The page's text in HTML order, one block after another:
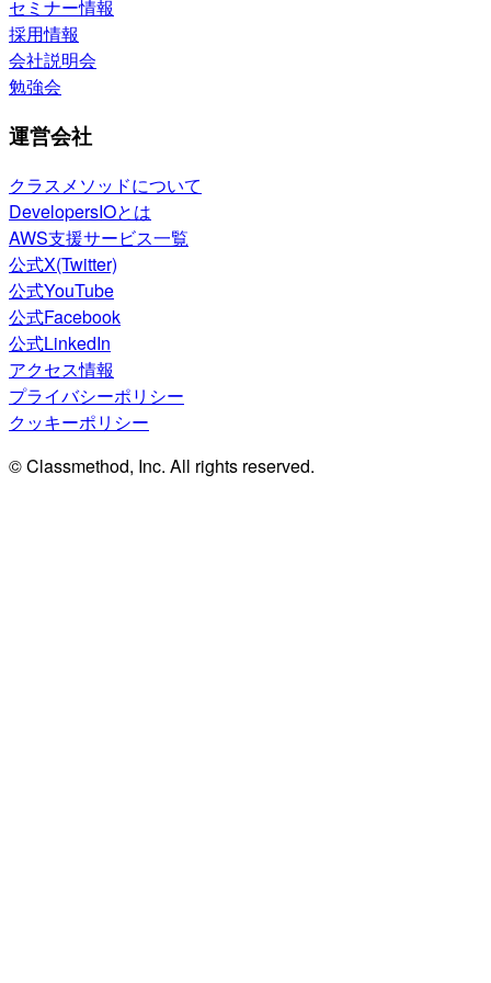
セミナー情報
採用情報
会社説明会
勉強会
運営会社
クラスメソッドについて
DevelopersIOとは
AWS支援サービス一覧
公式X(Twitter)
公式YouTube
公式Facebook
公式LinkedIn
アクセス情報
プライバシーポリシー
クッキーポリシー
© Classmethod, Inc. All rights reserved.